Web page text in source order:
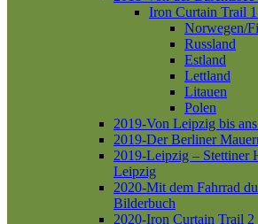
Iron Curtain Trail
Norwegen/
Russland
Estland
Lettland
Litauen
Polen
2019-Von Leipzig bis
2019-Der Berliner
2019-Leipzig – Stettiner
Leipzig
2020-Mit dem Fahrrad
Bilderbuch
2020-Iron Curtain Trail 2